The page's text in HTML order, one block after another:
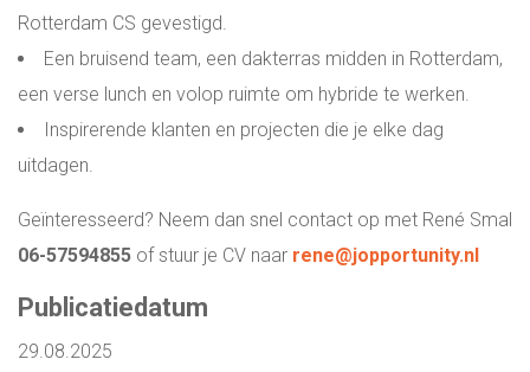
Rotterdam CS gevestigd.
Een bruisend team, een dakterras midden in Rotterdam,
een verse lunch en volop ruimte om hybride te werken.
Inspirerende klanten en projecten die je elke dag
uitdagen.
Geïnteresseerd? Neem dan snel contact op met René Smal
06-57594855 of stuur je CV naar rene@jopportunity.nl
Publicatiedatum
29.08.2025